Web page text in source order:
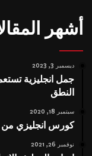
أشهر
ديسمبر 3, 2023
النطق
سبتمبر 18, 2020
كورس انجليزي من
نوفمبر 26, 2021